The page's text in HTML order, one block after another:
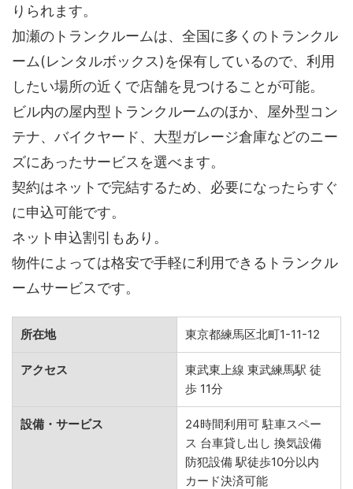
りられます。
加瀬のトランクルームは、全国に多くのトランクル
ーム(レンタルボックス)を保有しているので、利用
したい場所の近くで店舗を見つけることが可能。
ビル内の屋内型トランクルームのほか、屋外型コン
テナ、バイクヤード、大型ガレージ倉庫などのニー
ズにあったサービスを選べます。
契約はネットで完結するため、必要になったらすぐ
に申込可能です。
ネット申込割引もあり。
物件によっては格安で手軽に利用できるトランクル
ームサービスです。
所在地 東京都練馬区北町1-11-12
アクセス
東武東上線 東武練馬駅 徒
歩 11分
設備・サービス
24時間利用可 駐車スペー
ス 台車貸し出し 換気設備
防犯設備 駅徒歩10分以内
カード決済可能